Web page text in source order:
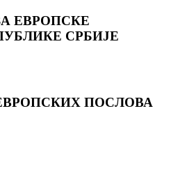
ЕВРОПСКЕ
СРБИЈЕ
ПОСЛОВА